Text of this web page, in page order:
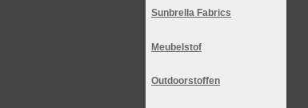
Sunbrella Fabrics
Meubelstof
Outdoorstoffen